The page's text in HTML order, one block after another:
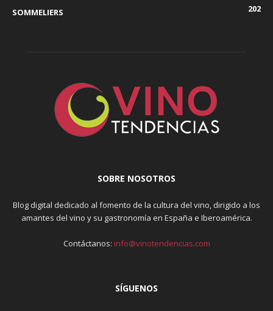
SOMMELIERS
202
SOBRE NOSOTROS
Blog digital dedicado al fomento de la cultura del vino, dirigido a los
amantes del vino y su gastronomía en España e Iberoamérica.
Contáctanos: info@vinotendencias.com
SÍGUENOS